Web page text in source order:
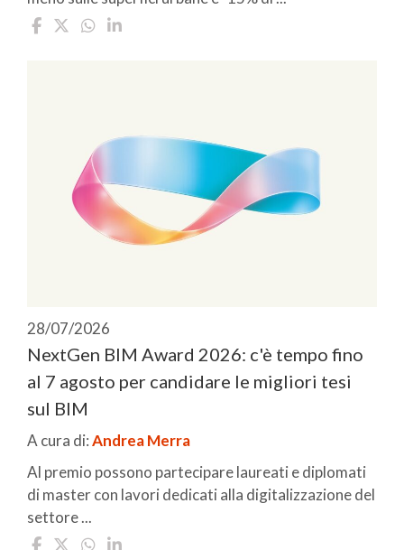
28/07/2026
NextGen BIM Award 2026: c'è tempo fino
al 7 agosto per candidare le migliori tesi
sul BIM
A cura di:Andrea Merra
Al premio possono partecipare laureati e diplomati
di master con lavori dedicati alla digitalizzazione del
settore ...